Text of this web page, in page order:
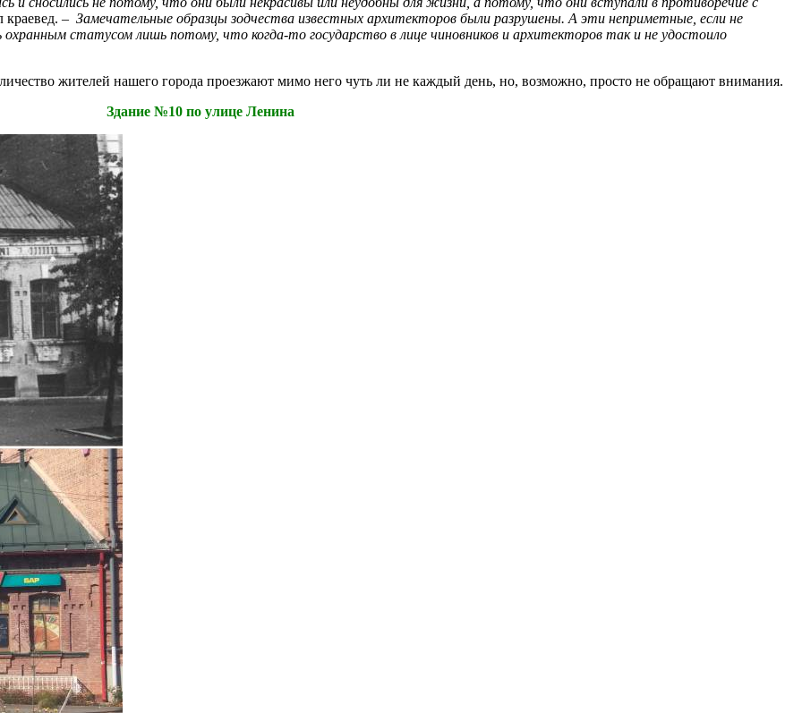
краевед. – Замечательные образцы зодчества известных архитекторов были разрушены. А эти неприметные, если не
охранным статусом лишь потому, что когда-то государство в лице чиновников и архитекторов так и не удостоило
жителей нашего города проезжают мимо него чуть ли не каждый день, но, возможно, просто не обращают внимания.
Здание №10 по улице Ленина